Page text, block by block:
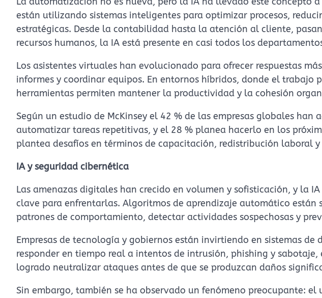
están utilizando sistemas inteligentes para optimizar procesos,
estratégicas. Desde la contabilidad hasta la atención al cliente,
recursos humanos, la IA está presente en casi todos los
Los asistentes virtuales han evolucionado para ofrecer respuestas
informes y coordinar equipos. En entornos híbridos, donde el trabajo
herramientas permiten mantener la productividad y la cohesión
Según un estudio de McKinsey el 42 % de las empresas globales han
automatizar tareas repetitivas, y el 28 % planea hacerlo en los
plantea desafíos en términos de capacitación, redistribución laboral
IA y seguridad cibernética
Las amenazas digitales han crecido en volumen y sofisticación, y la
clave para enfrentarlas. Algoritmos de aprendizaje automático
patrones de comportamiento, detectar actividades sospechosas y
Empresas de tecnología y gobiernos están invirtiendo en sistemas de
responder en tiempo real a intentos de intrusión, phishing y sabotaje,
logrado neutralizar ataques antes de que se produzcan daños
Sin embargo, también se ha observado un fenómeno preocupante: el